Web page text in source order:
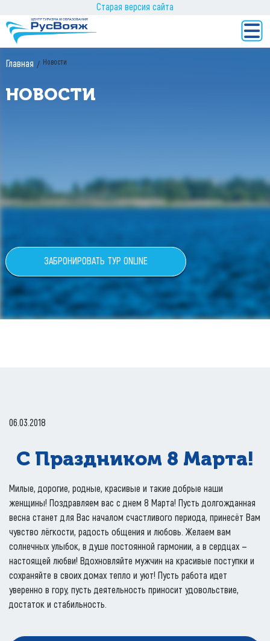
Старая версия сайта
Главная Новости
НОВОСТИ
ЗАБРОНИРОВАТЬ ТУР ONLINE
06.03.2018
С Праздником 8 Марта!
Милые, дорогие, родные, красивые и такие добрые наши
женщины! Поздравляем вас с днем 8 Марта! Пусть долгожданная
весна станет для Вас началом счастливого периода, принесёт Вам
чувство лёгкости, радость общения и любовь. Желаем вам
солнечных улыбок, в душе постоянной гармонии, а в сердцах —
настоящей любви! Вдохновляйте мужчин на красивые поступки и
сохраняйте в своих домах тепло и уют! Пусть работа идет
уверенно в гору, пусть деятельность приносит удовольствие,
достаток и стабильность.